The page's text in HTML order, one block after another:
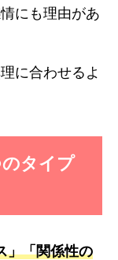
にも理由があ
に合わせるよ
タイプ
」「関係性の